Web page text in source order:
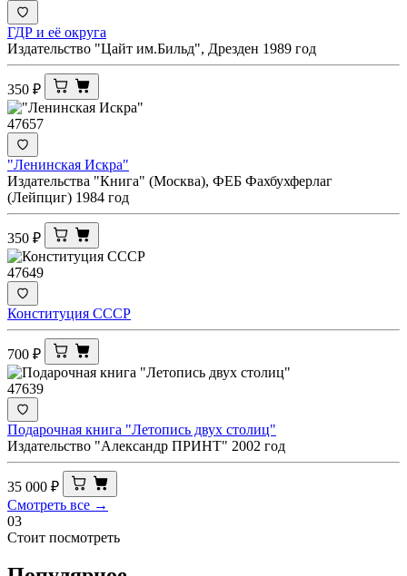
ГДР и её округа
Издательство "Цайт им.Бильд", Дрезден 1989 год
350 ₽
47657
"Ленинская Искра"
Издательства "Книга" (Москва), ФЕБ Фахбухферлаг
(Лейпциг) 1984 год
350 ₽
47649
Конституция СССР
700 ₽
47639
Подарочная книга "Летопись двух столиц"
Издательство "Александр ПРИНТ" 2002 год
35 000 ₽
Смотреть все →
03
Стоит посмотреть